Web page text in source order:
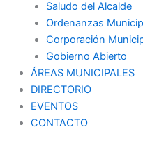
Saludo del Alcalde
Ordenanzas
Corporación
Gobierno Abierto
ÁREAS MUNICIPALES
DIRECTORIO
EVENTOS
CONTACTO